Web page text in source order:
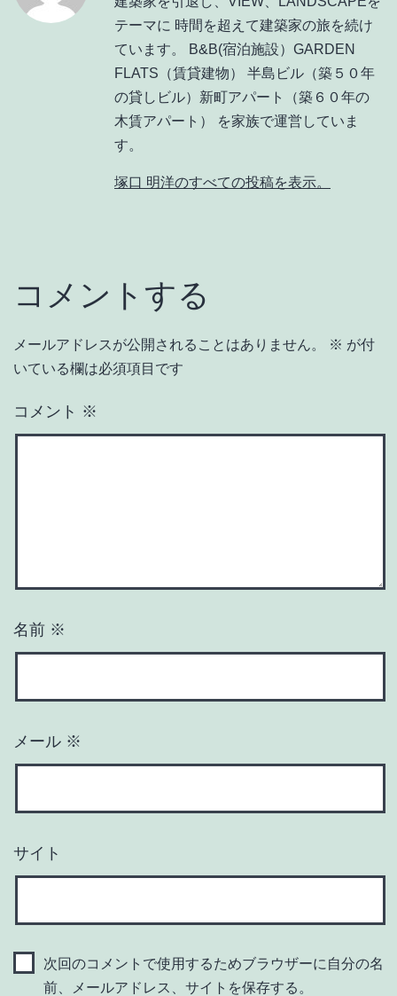
テーマに 時間を超えて建築家の旅を続け
ています。 B&B(宿泊施設）GARDEN
FLATS（賃貸建物） 半島ビル（築５０年
の貸しビル）新町アパート（築６０年の
木賃アパート） を家族で運営していま
す。
塚口 明洋のすべての投稿を表示。
コメントする
メールアドレスが公開されることはありません。 ※ が付
いている欄は必須項目です
コメント ※
名前 ※
メール ※
サイト
次回のコメントで使用するためブラウザーに自分の名
前、メールアドレス、サイトを保存する。